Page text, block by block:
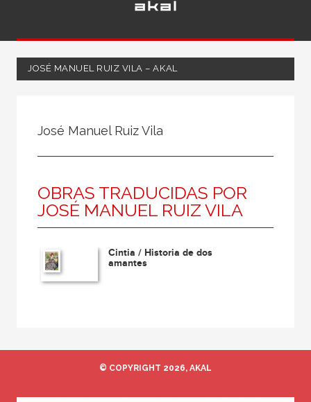
JOSÉ MANUEL RUIZ VILA – AKAL
Coordinador
Editor
Escritor
Escritora
José Manuel Ruiz Vila
OBRAS TRADUCIDAS POR
JOSÉ MANUEL RUIZ VILA
Cintia / Historia de dos
amantes
© COPYRIGHT 2026, AKAL